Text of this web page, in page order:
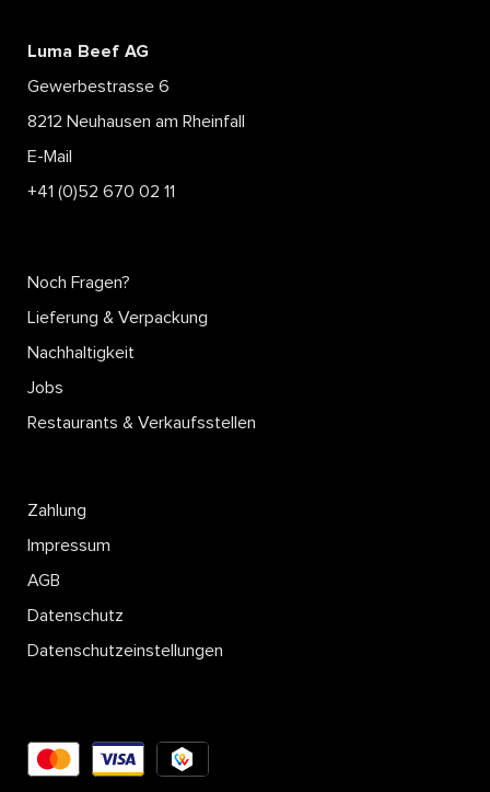
Luma Beef AG
Gewerbestrasse 6
8212 Neuhausen am Rheinfall
E-Mail
+41 (0)52 670 02 11
Noch Fragen?
Lieferung & Verpackung
Nachhaltigkeit
Jobs
Restaurants & Verkaufsstellen
Zahlung
Impressum
AGB
Datenschutz
Datenschutzeinstellungen